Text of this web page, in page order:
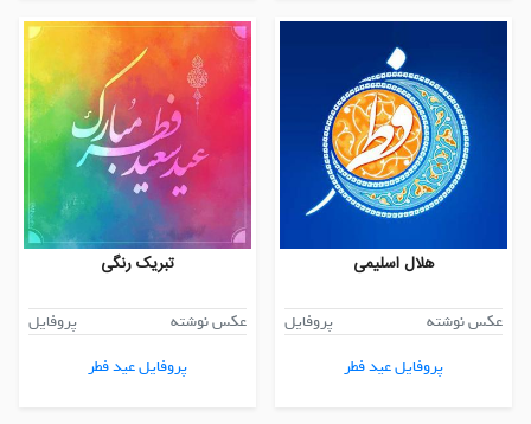
هلال اسلیمی
عکس نوشته
پروفایل
پروفایل عید فطر
تبریک رنگی
عکس نوشته
پروفایل
پروفایل عید فطر